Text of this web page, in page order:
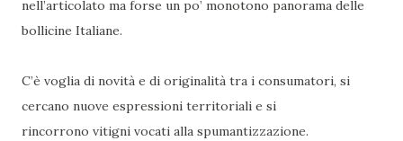
nell’articolato ma forse un po’ monotono panorama delle
bollicine Italiane.
C’è voglia di novità e di originalità tra i consumatori, si
cercano nuove espressioni territoriali e si
rincorrono vitigni vocati alla spumantizzazione.